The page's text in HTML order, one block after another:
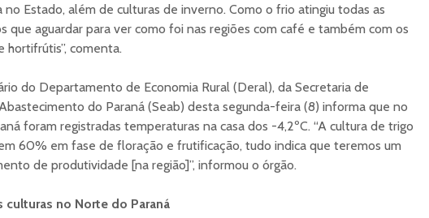
no Estado, além de culturas de inverno. Como o frio atingiu todas as
que aguardar para ver como foi nas regiões com café e também com os
hortifrútis”, comenta.
do Departamento de Economia Rural (Deral), da Secretaria de
do Paraná (Seab) desta segunda-feira (8) informa que no
foram registradas temperaturas na casa dos -4,2ºC. “A cultura de trigo
60% em fase de floração e frutificação, tudo indica que teremos um
de produtividade [na região]”, informou o órgão.
culturas no Norte do Paraná